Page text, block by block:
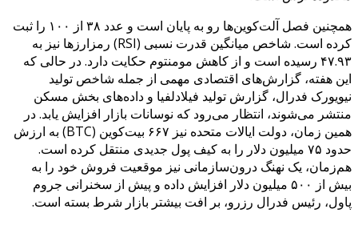
همچنین فصل آلت‌کوین‌ها رو به پایان است و عدد ۳۸ از ۱۰۰ را ثبت
کرده است. شاخص میانگین قدرت نسبی (RSI) رمزارزها نیز به
۴۷.۹۳ رسیده است و از کاهش مومنتوم حکایت دارد. در حالی که
این هفته، گزارش‌های اقتصادی مهمی از جمله شاخص تولید
نیویورک فدرال، گزارش تولید فیلادلفیا و داده‌های بخش مسکن
منتشر می‌شوند، انتظار می‌رود که نوسانات بازار افزایش یابد. در
همین زمان، دولت ایالات متحده نیز ۶۶۷ بیت‌کوین (BTC) به ارزش
حدود ۷۵ میلیون دلار را به کیف پول جدیدی منتقل کرده است.
هم‌زمان، یک نهنگ درون‌سازمانی نیز موقعیت فروش خود را به
بیش از ۵۰۰ میلیون دلار افزایش داده و پیش از سخنرانی جروم
پاول، رئیس فدرال رزرو، بر افت بیشتر بازار شرط بسته است.